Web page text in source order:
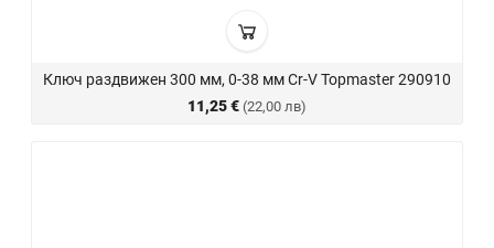
Ключ раздвижен 300 мм, 0-38 мм Cr-V Topmaster 290910
11,25 € (22,00 лв)